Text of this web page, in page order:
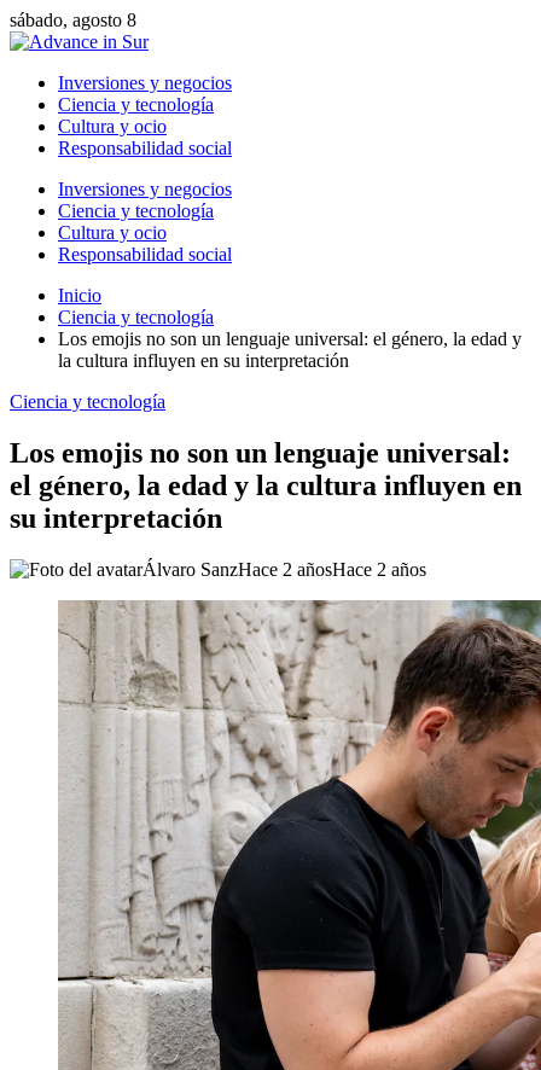
sábado, agosto 8
Inversiones y negocios
Ciencia y tecnología
Cultura y ocio
Responsabilidad social
Inversiones y negocios
Ciencia y tecnología
Cultura y ocio
Responsabilidad social
Inicio
Ciencia y tecnología
Los emojis no son un lenguaje universal: el género, la edad y
la cultura influyen en su interpretación
Ciencia y tecnología
Los emojis no son un lenguaje universal:
el género, la edad y la cultura influyen en
su interpretación
Álvaro SanzHace 2 añosHace 2 años